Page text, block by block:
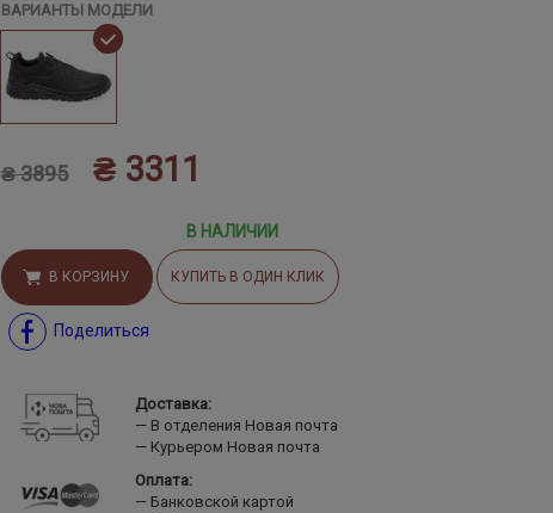
ВАРИАНТЫ МОДЕЛИ
₴ 3895 ₴ 3311
В НАЛИЧИИ
В КОРЗИНУ КУПИТЬ В ОДИН КЛИК
Поделиться
Доставка:
В отделения Новая почта
Курьером Новая почта
Оплата:
Банковской картой